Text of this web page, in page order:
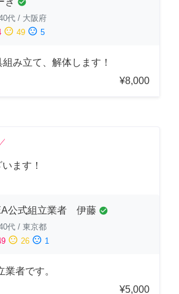
check_circle
代 / 大阪府
sentiment_neutral 49 sentiment_dissatisfied 5
み立て、解体します！
¥8,000
ます！
公式組立業者 伊藤 check_circle
代 / 東京都
sentiment_neutral 26 sentiment_dissatisfied 1
者です。
¥5,000